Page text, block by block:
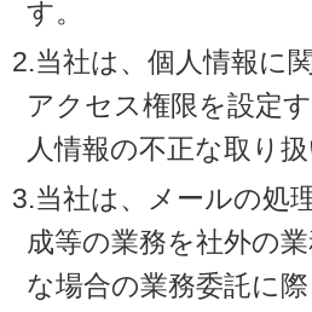
す。
2.当社は、個人情報に
アクセス権限を設定
人情報の不正な取り
3.当社は、メールの処
成等の業務を社外の
な場合の業務委託に